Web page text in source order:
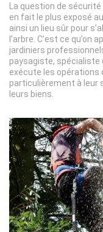
La question de
en fait le plus exposé
ainsi un lieu sûr pour
l’arbre. C’est ce qu’on
jardiniers
paysagiste, spécialiste
exécute les opérations
particulièrement à leur
leurs biens.